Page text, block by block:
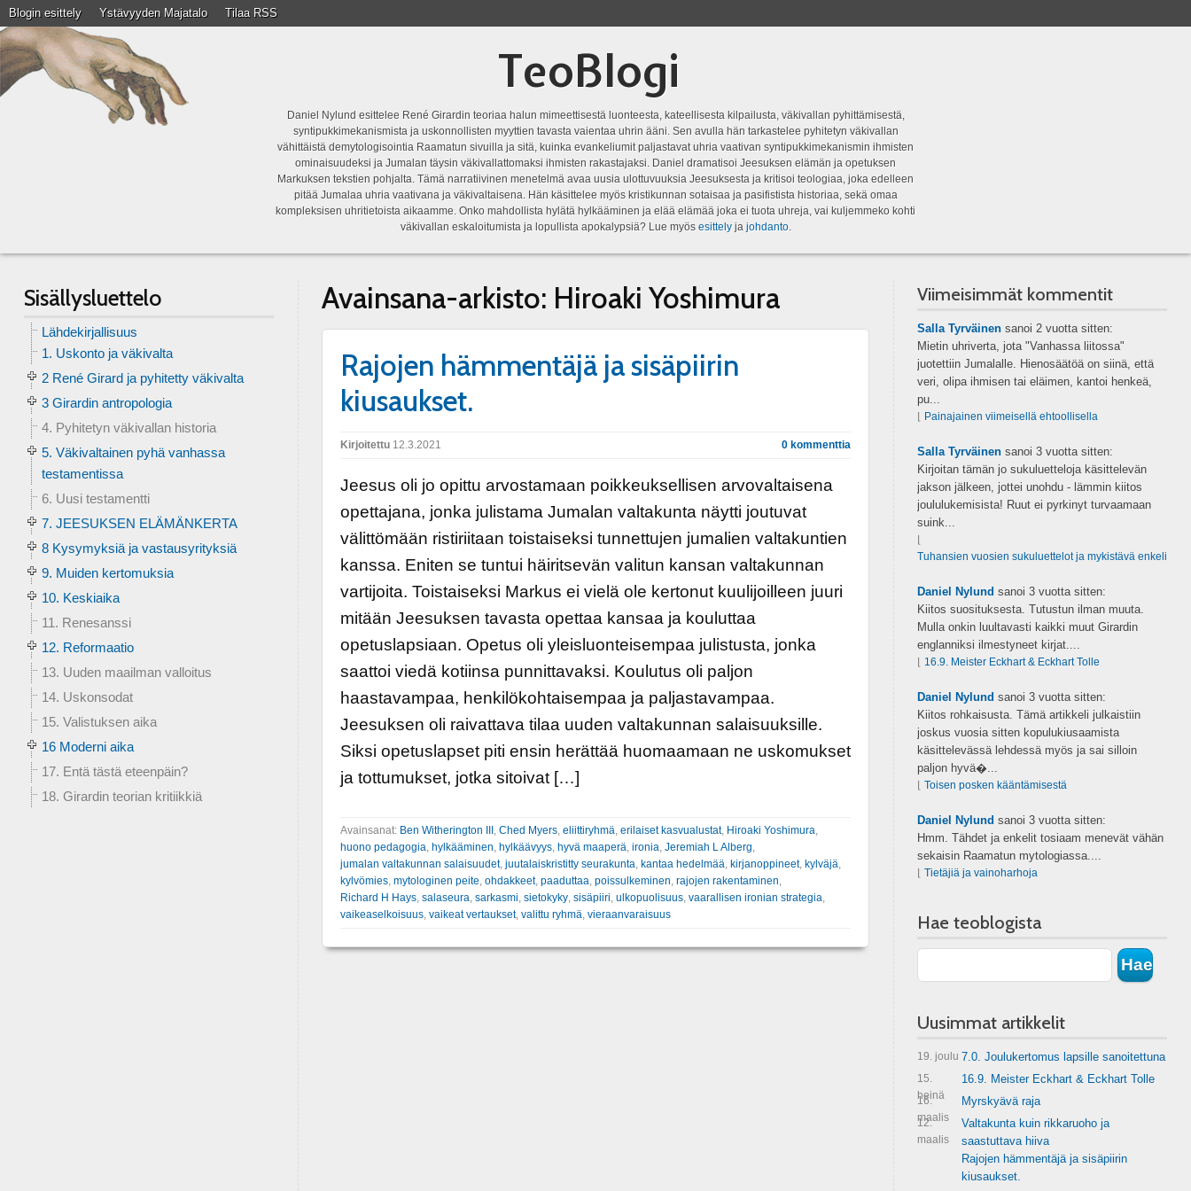
Blogin esittely Ystävyyden Majatalo Tilaa RSS
TeoBlogi
Daniel Nylund esittelee René Girardin teoriaa halun mimeettisestä luonteesta, kateellisesta kilpailusta, väkivallan pyhittämisestä,
syntipukkimekanismista ja uskonnollisten myyttien tavasta vaientaa uhrin ääni. Sen avulla hän tarkastelee pyhitetyn väkivallan
vähittäistä demytologisointia Raamatun sivuilla ja sitä, kuinka evankeliumit paljastavat uhria vaativan syntipukkimekanismin ihmisten
ominaisuudeksi ja Jumalan täysin väkivallattomaksi ihmisten rakastajaksi. Daniel dramatisoi Jeesuksen elämän ja opetuksen
Markuksen tekstien pohjalta. Tämä narratiivinen menetelmä avaa uusia ulottuvuuksia Jeesuksesta ja kritisoi teologiaa, joka edelleen
pitää Jumalaa uhria vaativana ja väkivaltaisena. Hän käsittelee myös kristikunnan sotaisaa ja pasifistista historiaa, sekä omaa
kompleksisen uhritietoista aikaamme. Onko mahdollista hylätä hylkääminen ja elää elämää joka ei tuota uhreja, vai kuljemmeko kohti
väkivallan eskaloitumista ja lopullista apokalypsiä? Lue myös esittelyja johdanto.
Avainsana-arkisto: Hiroaki Yoshimura
Rajojen hämmentäjä ja sisäpiirin
kiusaukset.
Kirjoitettu12.3.2021 0 kommenttia
Jeesus oli jo opittu arvostamaan poikkeuksellisen arvovaltaisena
opettajana, jonka julistama Jumalan valtakunta näytti joutuvat
välittömään ristiriitaan toistaiseksi tunnettujen jumalien valtakuntien
kanssa. Eniten se tuntui häiritsevän valitun kansan valtakunnan
vartijoita. Toistaiseksi Markus ei vielä ole kertonut kuulijoilleen juuri
mitään Jeesuksen tavasta opettaa kansaa ja kouluttaa
opetuslapsiaan. Opetus oli yleisluonteisempaa julistusta, jonka
saattoi viedä kotiinsa punnittavaksi. Koulutus oli paljon
haastavampaa, henkilökohtaisempaa ja paljastavampaa.
Jeesuksen oli raivattava tilaa uuden valtakunnan salaisuuksille.
Siksi opetuslapset piti ensin herättää huomaamaan ne uskomukset
ja tottumukset, jotka sitoivat […]
Avainsanat: Ben Witherington III, Ched Myers, eliittiryhmä erilaiset kasvualustat, Hiroaki Yoshimura
huono pedagogia hylkääminen hylkäävyys, hyvä maaperä ironia Jeremiah L Alberg
jumalan valtakunnan salaisuudet, juutalaiskristitty seurakunta kantaa hedelmää kirjanoppineet, kylväjä
kylvömies, mytologinen peite ohdakkeet, paaduttaa poissulkeminen rajojen rakentaminen
Richard H Hays, salaseura sarkasmi sietokyky, sisäpiiri ulkopuolisuus, vaarallisen ironian strategia
vaikeaselkoisuus, vaikeat vertaukset, valittu ryhmä vieraanvaraisuus
Sisällysluettelo
Lähdekirjallisuus
1. Uskonto ja väkivalta
2 René Girard ja pyhitetty väkivalta
3 Girardin antropologia
4. Pyhitetyn väkivallan historia
5. Väkivaltainen pyhä vanhassa
testamentissa
6. Uusi testamentti
7. JEESUKSEN ELÄMÄNKERTA
8 Kysymyksiä ja vastausyrityksiä
9. Muiden kertomuksia
10. Keskiaika
11. Renesanssi
12. Reformaatio
13. Uuden maailman valloitus
14. Uskonsodat
15. Valistuksen aika
16 Moderni aika
17. Entä tästä eteenpäin?
18. Girardin teorian kritiikkiä
Viimeisimmät kommentit
Salla Tyrväinensanoi 2 vuotta sitten:
Mietin uhriverta, jota "Vanhassa liitossa"
juotettiin Jumalalle. Hienosäätöä on siinä, että
veri, olipa ihmisen tai eläimen, kantoi henkeä,
pu...
Painajainen viimeisellä ehtoollisella
Salla Tyrväinensanoi 3 vuotta sitten:
Kirjoitan tämän jo sukuluetteloja käsittelevän
jakson jälkeen, jottei unohdu - lämmin kiitos
joululukemisista! Ruut ei pyrkinyt turvaamaan
suink...
Tuhansien vuosien sukuluettelot ja mykistävä enkeli
Daniel Nylund sanoi 3 vuotta sitten:
Kiitos suosituksesta. Tutustun ilman muuta.
Mulla onkin luultavasti kaikki muut Girardin
englanniksi ilmestyneet kirjat....
16.9. Meister Eckhart & Eckhart Tolle
Daniel Nylund sanoi 3 vuotta sitten:
Kiitos rohkaisusta. Tämä artikkeli julkaistiin
joskus vuosia sitten kopulukiusaamista
käsittelevässä lehdessä myös ja sai silloin
paljon hyvä�...
Toisen posken kääntämisestä
Daniel Nylund sanoi 3 vuotta sitten:
Hmm. Tähdet ja enkelit tosiaam menevät vähän
sekaisin Raamatun mytologiassa....
Tietäjiä ja vainoharhoja
Hae teoblogista
Uusimmat artikkelit
19. joulu 7.0. Joulukertomus lapsille sanoitettuna
15.
heinä
16.9. Meister Eckhart & Eckhart Tolle
16.
maalis
Myrskyävä raja
12.
maalis
Valtakunta kuin rikkaruoho ja
saastuttava hiiva
Rajojen hämmentäjä ja sisäpiirin
kiusaukset.